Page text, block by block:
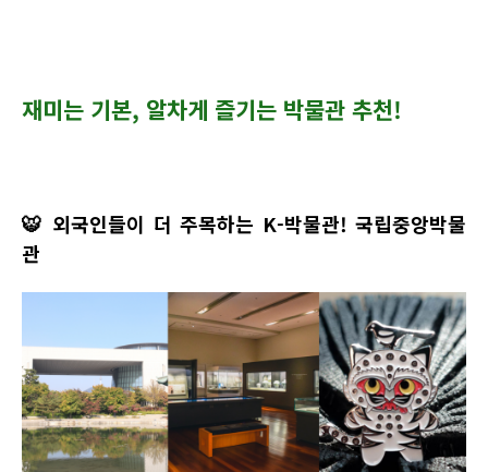
재미는 기본, 알차게 즐기는 박물관 추천!
🐯 외국인들이 더 주목하는 K-박물관! 국립중앙박물
관